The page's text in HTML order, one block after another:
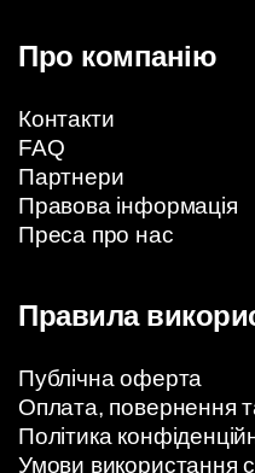
Про компанію
Контакти
FAQ
Партнери
Правова інформація
Преса про нас
Правила
Публічна оферта
Оплата, повернення
Політика
Умови використання